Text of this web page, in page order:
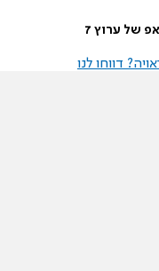
של ערוץ 7
דווחו לנו